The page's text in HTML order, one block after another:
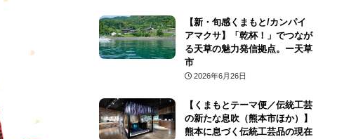
【新・旬感くまもと/カンパイ
アマクサ】「乾杯！」でつなが
る天草の魅力発信拠点。ー天草
市
2026年6月26日
【くまもとテーマ便／伝統工芸
の新たな息吹（熊本市ほか）】
熊本に息づく伝統工芸品の現在